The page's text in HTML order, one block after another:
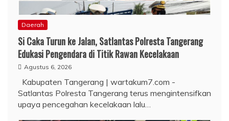
Daerah
Si Caka Turun ke Jalan, Satlantas Polresta Tangerang
Edukasi Pengendara di Titik Rawan Kecelakaan
Agustus 6, 2026
Kabupaten Tangerang | wartakum7.com -
Satlantas Polresta Tangerang terus mengintensifkan
upaya pencegahan kecelakaan lalu…